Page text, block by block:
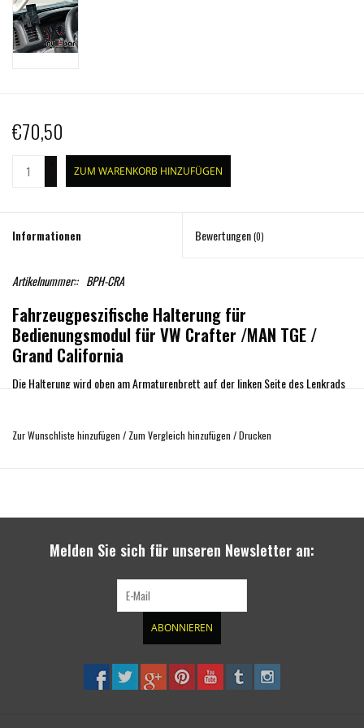
€70,50
ZUM WARENKORB HINZUFÜGEN
Informationen Bewertungen(0)
Artikelnummer:: BPH-CRA
Fahrzeugpeszifische Halterung für
Bedienungsmodul für VW Crafter /MAN TGE /
Grand California
Die Halterung wird oben am Armaturenbrett auf der linken Seite des Lenkrads
Sichtwinkel, bei freier Sicht auf die Fahrbahn. Dafür werden die spezifischen
Zur Wunschliste hinzufügen / Zum Vergleich hinzufügen /Drucken
Melden Sie sich für unseren Newsletter an:
ABONNIEREN